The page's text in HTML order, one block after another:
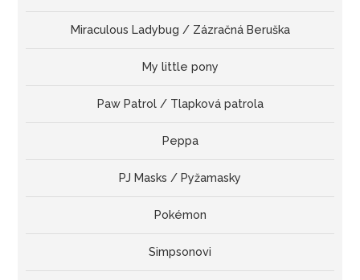
Miraculous Ladybug / Zázračná Beruška
My little pony
Paw Patrol / Tlapková patrola
Peppa
PJ Masks / Pyžamasky
Pokémon
Simpsonovi